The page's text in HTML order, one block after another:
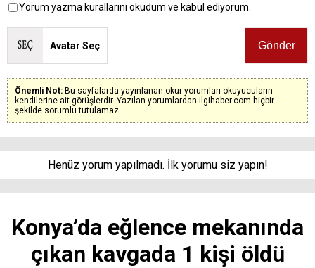
Yorum yazma kurallarını okudum ve kabul ediyorum.
Avatar Seç
Önemli Not: Bu sayfalarda yayınlanan okur yorumları okuyucuların
kendilerine ait görüşlerdir. Yazılan yorumlardan ilgihaber.com hiçbir
şekilde sorumlu tutulamaz.
Henüz yorum yapılmadı. İlk yorumu siz yapın!
Konya’da eğlence mekanında
çıkan kavgada 1 kişi öldü